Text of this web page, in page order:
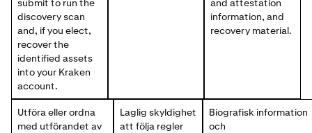
submit to run the
discovery scan
and, if you elect,
recover the
identified assets
into your Kraken
account.
and attestation
information, and
recovery material.
Utföra eller ordna
med utförandet av
Laglig skyldighet
att följa regler
Biografisk information
och